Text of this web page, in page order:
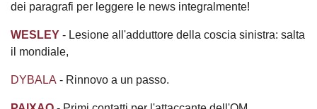
dei paragrafi per leggere le news integralmente!
WESLEY - Lesione all'adduttore della coscia sinistra: salta
il mondiale,
DYBALA - Rinnovo a un passo.